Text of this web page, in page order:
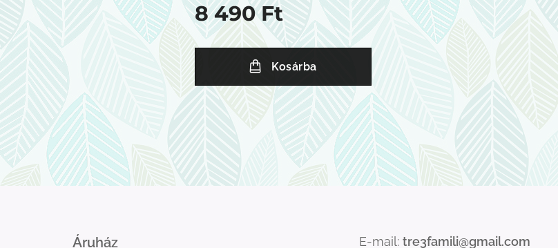
8 490Ft
Kosárba
Áruház E-mail: tre3famili@gmail.com